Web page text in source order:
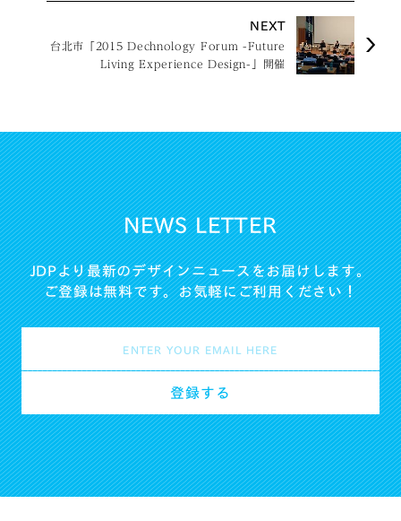
NEXT
台北市「2015 Dechnology Forum -Future
Living Experience Design-」開催
NEWS LETTER
JDPより最新のデザインニュースをお届けします。
ご登録は無料です。お気軽にご利用ください！